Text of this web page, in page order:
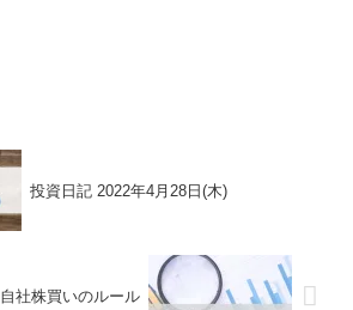
投資日記 2022年4月28日(木)
自社株買いのルール